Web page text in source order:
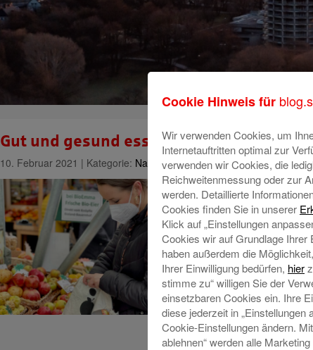
Gut und gesund essen – Klima schützen
10. Februar 2021 | Kategorie: Nachhaltigkeit
Ob wir wollen oder
bringen wir
Atmosphäre.Mehr
Cookie Hinweis für
Wir verwenden Cookies, um
Internetauftritten optimal zur
verwenden wir Cookies, die
Reichweitenmessung oder zur
werden. Detaillierte
Cookies finden Sie in unserer
Klick auf „Einstellungen
Cookies wir auf Grundlage Ihrer
haben außerdem die
Ihrer Einwilligung bedürfen, hier
stimme zu“ willigen Sie der
einsetzbaren Cookies ein. Ihre
diese jederzeit in „Einstellungen
Cookie-Einstellungen ändern.
ablehnen“ werden alle